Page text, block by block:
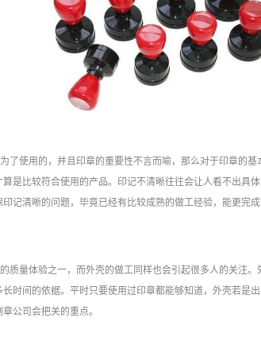
了使用的，并且印章的重要性不言而喻，那么对于印章的
是比较符合使用的产品。印记不清晰往往会让人看不出具
记清晰的问题，毕竟已经有比较成熟的做工经验，能更完成
质量体验之一，而外壳的做工同样也会引起很多人的关注
时间的依据。平时只要使用过印章都能够知道，外壳若是
公司会把关的重点。